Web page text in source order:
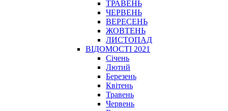
ТРАВЕНЬ
ЧЕРВЕНЬ
ВЕРЕСЕНЬ
ЖОВТЕНЬ
ЛИСТОПАД
ВІДОМОСТІ 2021
Січень
Лютий
Березень
Квітень
Травень
Червень